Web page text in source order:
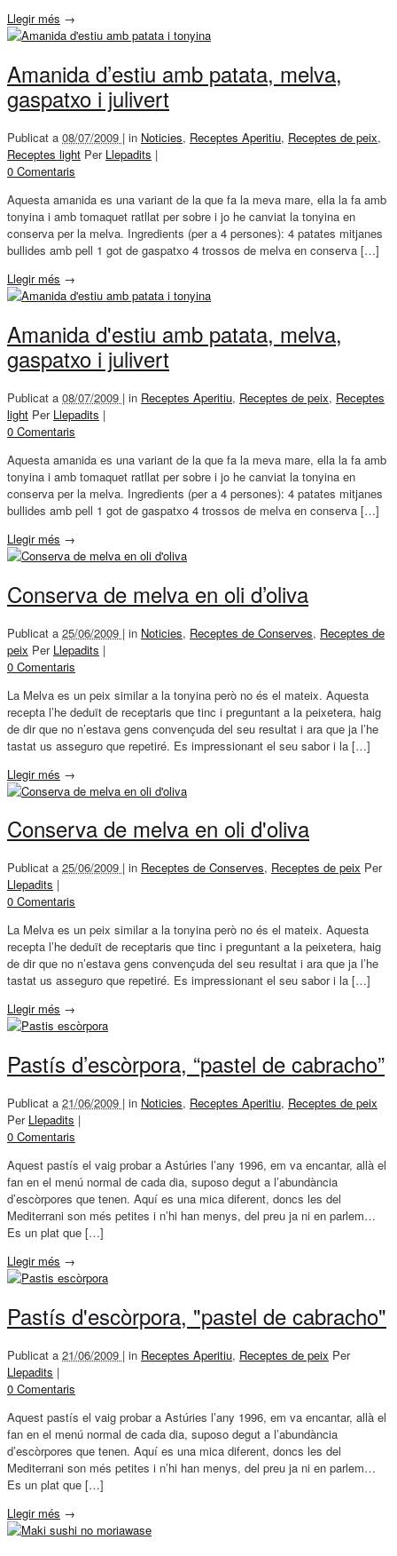
Llegir més →
Amanida d’estiu amb patata, melva,
gaspatxo i julivert
Publicat a 08/07/2009 | in Noticies, Receptes Aperitiu, Receptes de peix,
Receptes light Per Llepadits |
0 Comentaris
Aquesta amanida es una variant de la que fa la meva mare, ella la fa amb
tonyina i amb tomaquet ratllat per sobre i jo he canviat la tonyina en
conserva per la melva. Ingredients (per a 4 persones): 4 patates mitjanes
bullides amb pell 1 got de gaspatxo 4 trossos de melva en conserva […]
Llegir més →
Amanida d'estiu amb patata, melva,
gaspatxo i julivert
Publicat a 08/07/2009 | in Receptes Aperitiu, Receptes de peix, Receptes
light Per Llepadits |
0 Comentaris
Aquesta amanida es una variant de la que fa la meva mare, ella la fa amb
tonyina i amb tomaquet ratllat per sobre i jo he canviat la tonyina en
conserva per la melva. Ingredients (per a 4 persones): 4 patates mitjanes
bullides amb pell 1 got de gaspatxo 4 trossos de melva en conserva […]
Llegir més →
Conserva de melva en oli d’oliva
Publicat a 25/06/2009 | in Noticies, Receptes de Conserves, Receptes de
peix Per Llepadits |
0 Comentaris
La Melva es un peix similar a la tonyina però no és el mateix. Aquesta
recepta l’he deduït de receptaris que tinc i preguntant a la peixetera, haig
de dir que no n’estava gens convençuda del seu resultat i ara que ja l’he
tastat us asseguro que repetiré. Es impressionant el seu sabor i la […]
Llegir més →
Conserva de melva en oli d'oliva
Publicat a 25/06/2009 | in Receptes de Conserves, Receptes de peix Per
Llepadits |
0 Comentaris
La Melva es un peix similar a la tonyina però no és el mateix. Aquesta
recepta l’he deduït de receptaris que tinc i preguntant a la peixetera, haig
de dir que no n’estava gens convençuda del seu resultat i ara que ja l’he
tastat us asseguro que repetiré. Es impressionant el seu sabor i la […]
Llegir més →
Pastís d’escòrpora, “pastel de cabracho”
Publicat a 21/06/2009 | in Noticies, Receptes Aperitiu, Receptes de peix
Per Llepadits |
0 Comentaris
Aquest pastís el vaig probar a Astúries l’any 1996, em va encantar, allà el
fan en el menú normal de cada dia, suposo degut a l’abundància
d’escòrpores que tenen. Aquí es una mica diferent, doncs les del
Mediterrani son més petites i n’hi han menys, del preu ja ni en parlem…
Es un plat que […]
Llegir més →
Pastís d'escòrpora, "pastel de cabracho"
Publicat a 21/06/2009 | in Receptes Aperitiu, Receptes de peix Per
Llepadits |
0 Comentaris
Aquest pastís el vaig probar a Astúries l’any 1996, em va encantar, allà el
fan en el menú normal de cada dia, suposo degut a l’abundància
d’escòrpores que tenen. Aquí es una mica diferent, doncs les del
Mediterrani son més petites i n’hi han menys, del preu ja ni en parlem…
Es un plat que […]
Llegir més →